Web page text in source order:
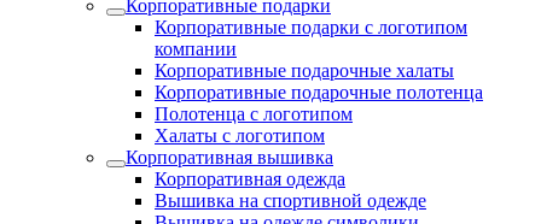
Корпоративные подарки
Корпоративные подарки с логотипом
компании
Корпоративные подарочные халаты
Корпоративные подарочные полотенца
Полотенца с логотипом
Халаты с логотипом
Корпоративная вышивка
Корпоративная одежда
Вышивка на спортивной одежде